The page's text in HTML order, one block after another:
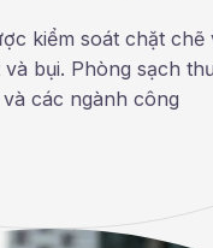
kiểm soát chặt chẽ
bụi. Phòng sạch
các ngành công